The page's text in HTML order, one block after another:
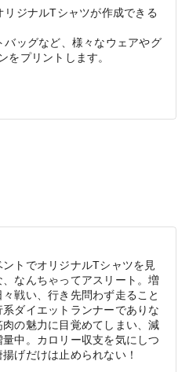
ジナルTシャツが作成できる
ッグなど、様々なウェアやグ
をプリントします。
トでオリジナルTシャツを見
なんちゃってアスリート。増
戦い、行き先問わず走ること
ダイエットランナーでありな
の魅力に目覚めてしまい、減
中。カロリー収支を気にしつ
げだけは止められない！